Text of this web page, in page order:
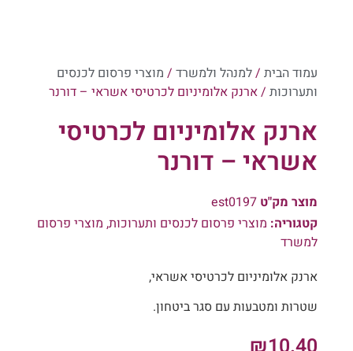
עמוד הבית/למנהל ולמשרד/מוצרי פרסום לכנסים
ותערוכות/ ארנק אלומיניום לכרטיסי אשראי – דורנר
ארנק אלומיניום לכרטיסי
אשראי – דורנר
מוצר מק"טest0197
קטגוריה:מוצרי פרסום לכנסים ותערוכות,מוצרי פרסום
למשרד
ארנק אלומיניום לכרטיסי אשראי,
שטרות ומטבעות עם סגר ביטחון.